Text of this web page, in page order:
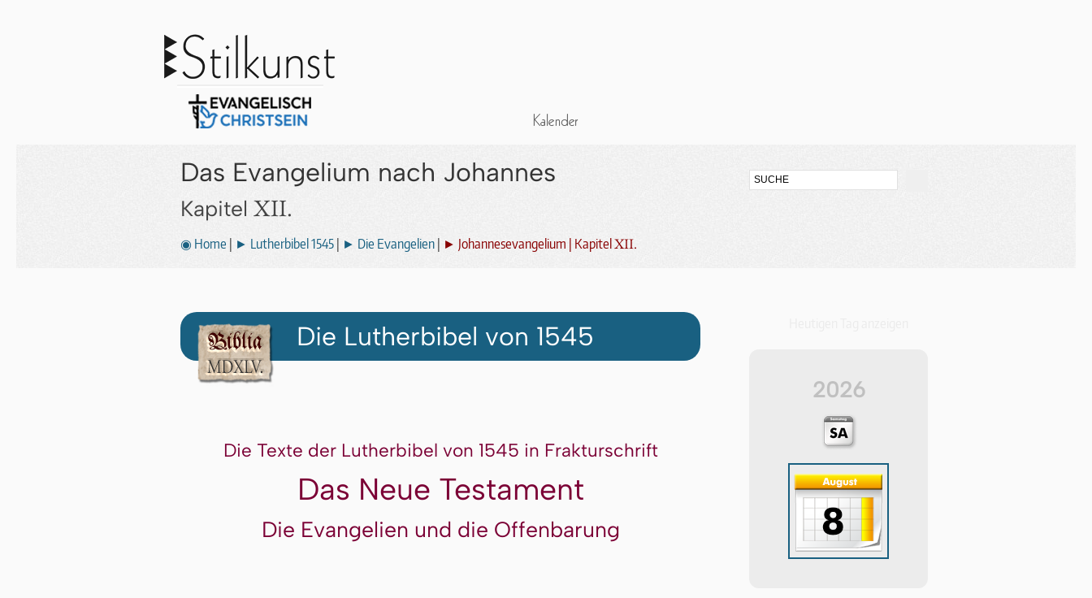
Das Evangelium nach Johannes
Kapitel XII.
◉ Home ► Lutherbibel 1545 ► Die Evangelien ► Johannesevangelium | Kapitel XII.
Die Lutherbibel von 1545
Die Texte der Lutherbibel von 1545 in Frakturschrift
Das Neue Testament
Die Evangelien und die Offenbarung
2026